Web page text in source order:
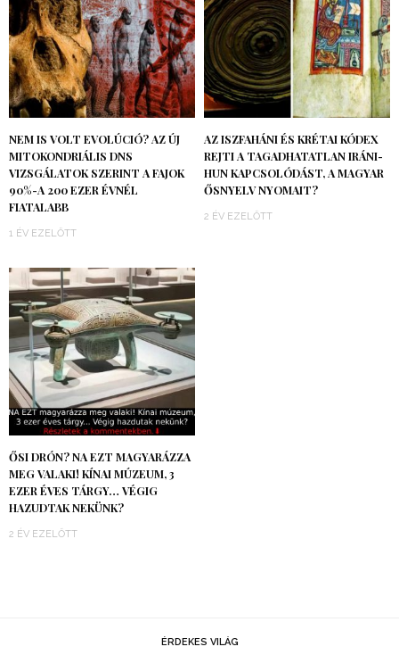
NEM IS VOLT EVOLÚCIÓ? AZ ÚJ
MITOKONDRIÁLIS DNS
VIZSGÁLATOK SZERINT A FAJOK
90%-A 200 EZER ÉVNÉL
FIATALABB
1 ÉV EZELŐTT
AZ ISZFAHÁNI ÉS KRÉTAI KÓDEX
REJTI A TAGADHATATLAN IRÁNI-
HUN KAPCSOLÓDÁST, A MAGYAR
ŐSNYELV NYOMAIT?
2 ÉV EZELŐTT
ŐSI DRÓN? NA EZT MAGYARÁZZA
MEG VALAKI! KÍNAI MÚZEUM, 3
EZER ÉVES TÁRGY… VÉGIG
HAZUDTAK NEKÜNK?
2 ÉV EZELŐTT
ÉRDEKES VILÁG